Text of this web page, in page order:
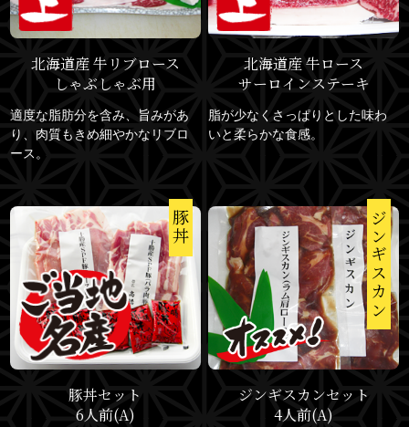
北海道産 牛リブロース
しゃぶしゃぶ用
適度な脂肪分を含み、旨みがあ
り、肉質もきめ細やかなリブロ
ース。
北海道産 牛ロース
サーロインステーキ
脂が少なくさっぱりとした味わ
いと柔らかな食感。
豚丼
豚丼セット
6人前(A)
ジンギスカン
ジンギスカンセット
4人前(A)